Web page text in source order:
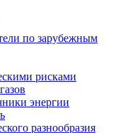
по зарубежным
рисками
энергии
разнообразия